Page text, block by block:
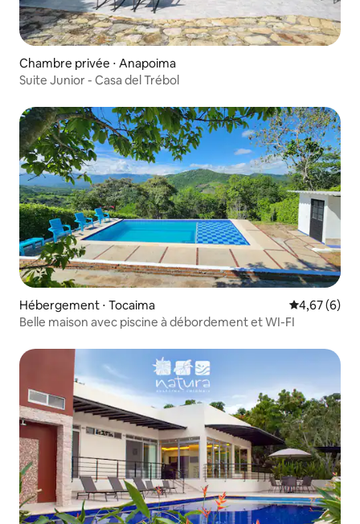
Chambre privée ⋅ Anapoima
Suite Junior - Casa del Trébol
Hébergement ⋅ Tocaima Évaluation
4,67 (6)
Belle maison avec piscine à débordement et WI-FI